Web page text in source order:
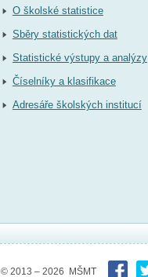
O školské statistice
Sběry statistických dat
Statistické výstupy a analýzy
Číselníky a klasifikace
Adresáře školských institucí
© 2013 – 2026 MŠMT